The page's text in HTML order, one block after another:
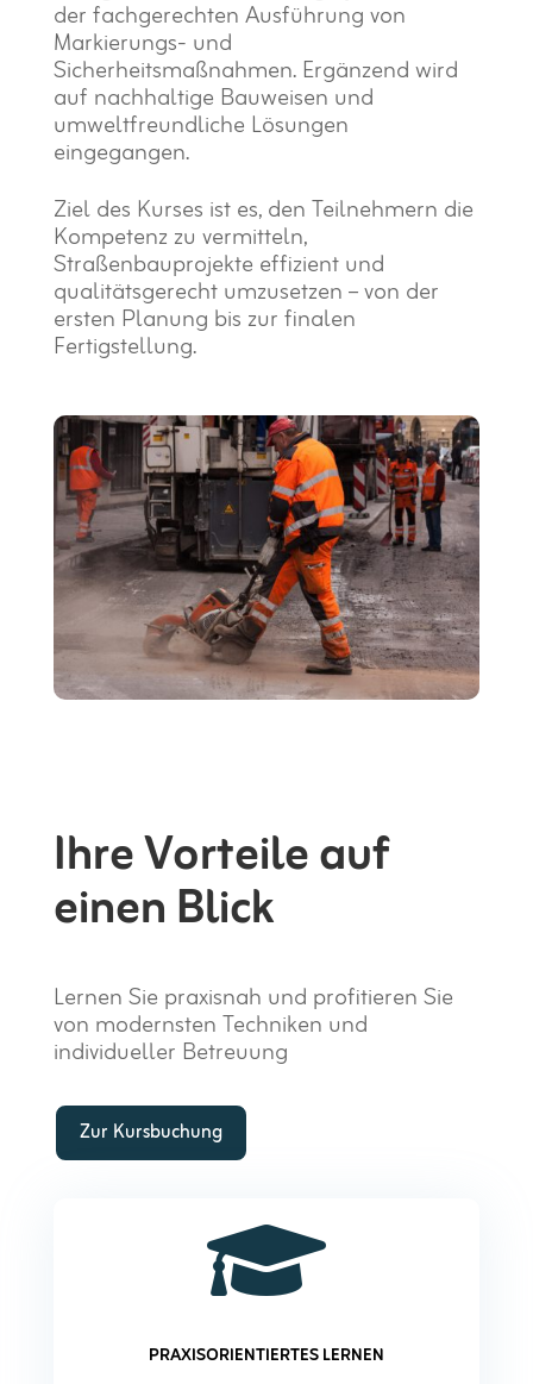
der fachgerechten Ausführung von
Markierungs- und
Sicherheitsmaßnahmen. Ergänzend wird
auf nachhaltige Bauweisen und
umweltfreundliche Lösungen
eingegangen.
Ziel des Kurses ist es, den Teilnehmern die
Kompetenz zu vermitteln,
Straßenbauprojekte effizient und
qualitätsgerecht umzusetzen – von der
ersten Planung bis zur finalen
Fertigstellung.
Ihre Vorteile auf
einen Blick
Lernen Sie praxisnah und profitieren Sie
von modernsten Techniken und
individueller Betreuung
Zur Kursbuchung

PRAXISORIENTIERTES LERNEN